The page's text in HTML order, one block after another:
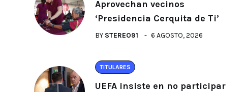
Aprovechan vecinos
‘Presidencia Cerquita de Ti’
BY STEREO91 6 AGOSTO, 2026
TITULARES
UEFA insiste en no participar